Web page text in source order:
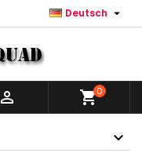
Deutsch 
 shopping_cart0